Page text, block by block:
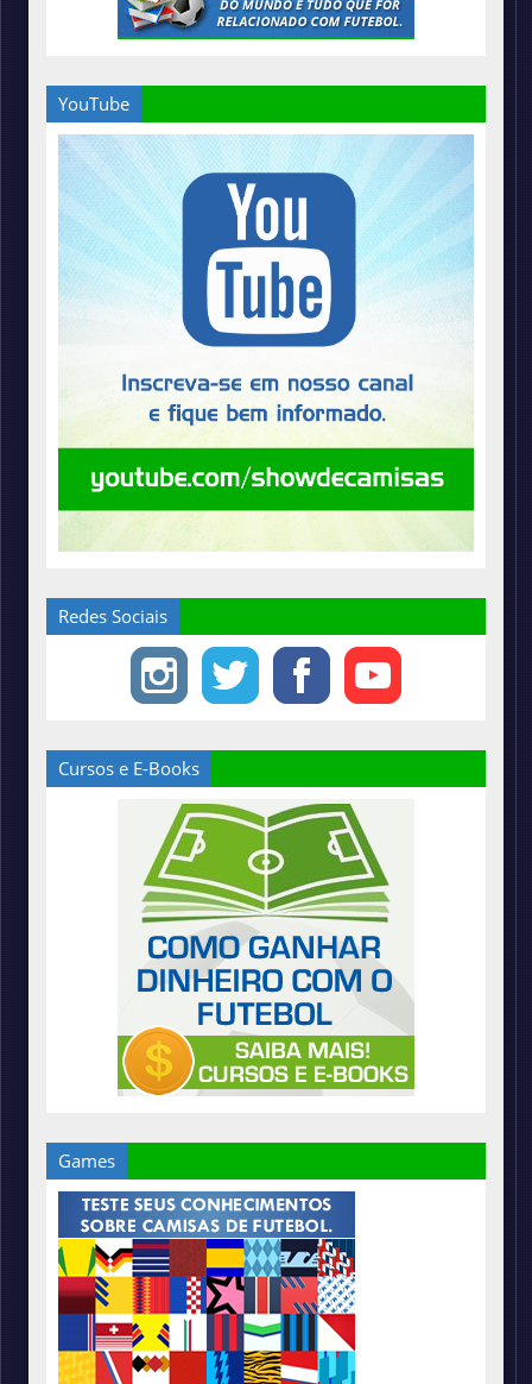
YouTube
Redes Sociais
Cursos e E-Books
Games